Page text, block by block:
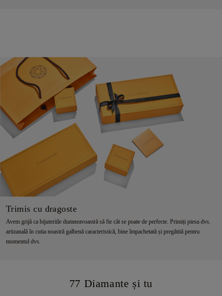
Trimis cu dragoste
Avem grijă ca bijuteriile dumneavoastră să fie cât se poate de perfecte. Primiți piesa dvs.
artizanală în cutia noastră galbenă caracteristică, bine împachetată și pregătită pentru
momentul dvs.
77 Diamante și tu